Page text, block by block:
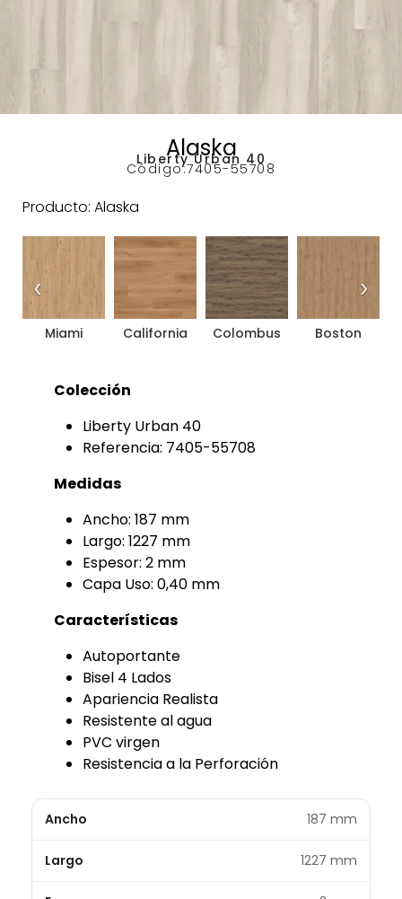
Alaska
Liberty Urban 40
Código:7405-55708
Producto: Alaska
Miami California Colombus Boston
‹ ›
Colección
Liberty Urban 40
Referencia: 7405-55708
Medidas
Ancho: 187 mm
Largo: 1227 mm
Espesor: 2 mm
Capa Uso: 0,40 mm
Características
Autoportante
Bisel 4 Lados
Apariencia Realista
Resistente al agua
PVC virgen
Resistencia a la Perforación
Ancho 187 mm
Largo 1227 mm